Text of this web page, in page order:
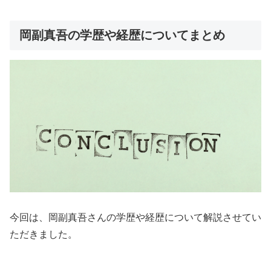
岡副真吾の学歴や経歴についてまとめ
今回は、岡副真吾さんの学歴や経歴について解説させてい
ただきました。